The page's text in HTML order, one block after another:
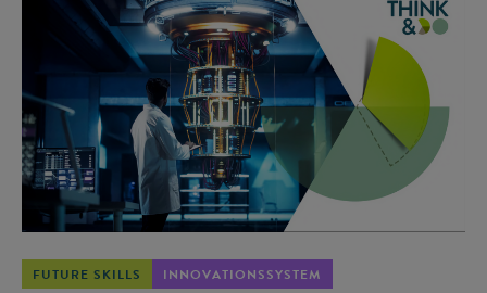
FUTURE SKILLS INNOVATIONSSYSTEM